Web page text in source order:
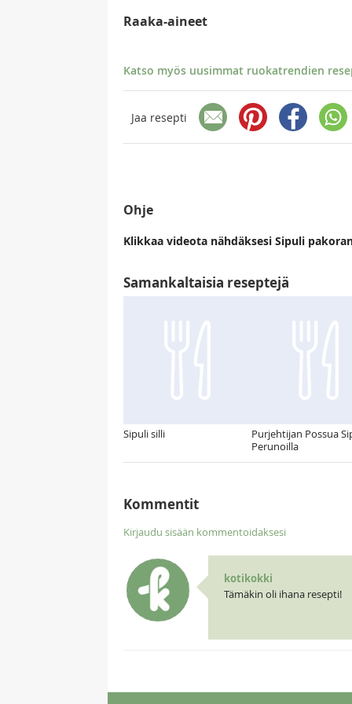
Raaka-aineet
Katso myös uusimmat ruokatrendien
Jaa resepti
Ohje
Klikkaa videota nähdäksesi Sipuli
Samankaltaisia reseptejä
Sipuli silli
Purjehtijan Possua
Perunoilla
Kommentit
Kirjaudu sisään kommentoidaksesi
kotikokki
Tämäkin oli ihana resepti!